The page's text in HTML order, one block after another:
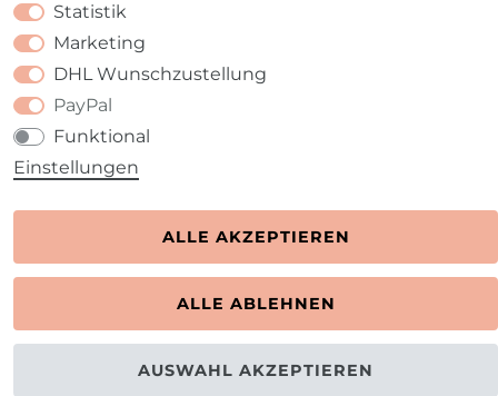
Statistik
Marketing
DHL Wunschzustellung
PayPal
Funktional
Einstellungen
ALLE AKZEPTIEREN
ALLE ABLEHNEN
AUSWAHL AKZEPTIEREN